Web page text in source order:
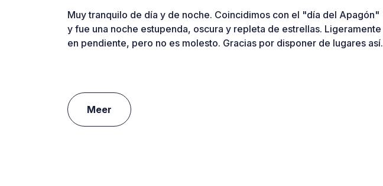
Muy tranquilo de día y de noche. Coincidimos con el "día del Apagón"
y fue una noche estupenda, oscura y repleta de estrellas. Ligeramente
en pendiente, pero no es molesto. Gracias por disponer de lugares así.
Meer